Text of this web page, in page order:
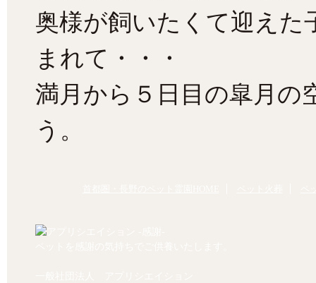
奥様が飼いたくて迎えた
まれて・・・
満月から５日目の皐月の
う。